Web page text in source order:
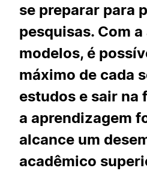
se preparar para
pesquisas. Com
modelos, é
máximo de cada
estudos e sair na
a aprendizagem
alcance um
acadêmico